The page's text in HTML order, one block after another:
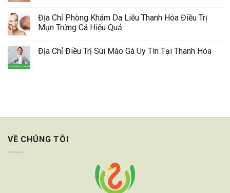
Địa Chỉ Phòng Khám Da Liễu Thanh Hóa Điều Trị
Mụn Trứng Cá Hiệu Quả
Địa Chỉ Điều Trị Sùi Mào Gà Uy Tín Tại Thanh Hóa
VỀ CHÚNG TÔI